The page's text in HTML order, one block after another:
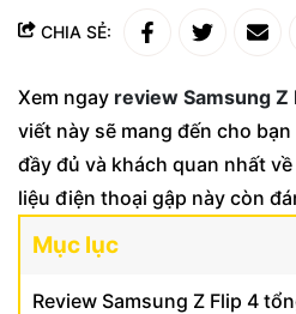
CHIA SẺ:
Xem ngay review Samsung Z
viết này sẽ mang đến cho
đầy đủ và khách quan nhất
liệu điện thoại gập này còn
Mục lục
Review Samsung Z Flip 4